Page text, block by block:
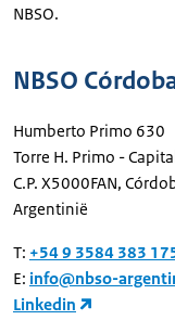
NBSO.
NBSO
Humberto Primo 630
Torre H. Primo -
C.P. X5000FAN,
Argentinië
T: +54 9 3584 383
E: info@nbso-
Linkedin